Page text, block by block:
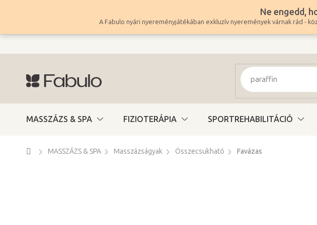
tartalomhoz
Ne engedd,
A Fabulo nyári nyereményjátékában exkluzív nyeremények várnak rád -
MASSZÁZS & SPA FIZIOTERÁPIA SPORTREHABILITÁCIÓ
Kezdőlap
MASSZÁZS & SPA Masszázságyak Összecsukható Favázas